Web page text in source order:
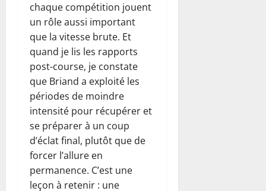
chaque compétition jouent
un rôle aussi important
que la vitesse brute. Et
quand je lis les rapports
post-course, je constate
que Briand a exploité les
périodes de moindre
intensité pour récupérer et
se préparer à un coup
d’éclat final, plutôt que de
forcer l’allure en
permanence. C’est une
leçon à retenir : une